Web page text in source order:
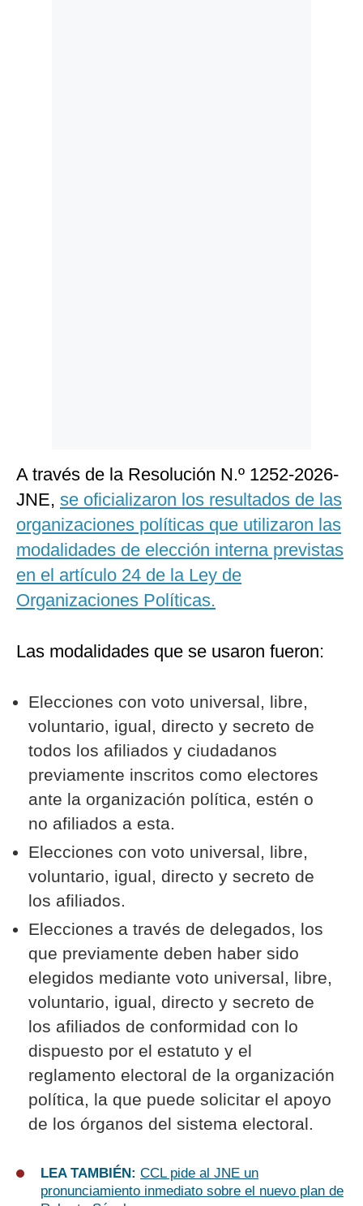
A través de la Resolución N.º 1252-2026-
JNE, se oficializaron los resultados de las
organizaciones políticas que utilizaron las
modalidades de elección interna previstas
en el artículo 24 de la Ley de
Organizaciones Políticas.
Las modalidades que se usaron fueron:
Elecciones con voto universal, libre,
voluntario, igual, directo y secreto de
todos los afiliados y ciudadanos
previamente inscritos como electores
ante la organización política, estén o
no afiliados a esta.
Elecciones con voto universal, libre,
voluntario, igual, directo y secreto de
los afiliados.
Elecciones a través de delegados, los
que previamente deben haber sido
elegidos mediante voto universal, libre,
voluntario, igual, directo y secreto de
los afiliados de conformidad con lo
dispuesto por el estatuto y el
reglamento electoral de la organización
política, la que puede solicitar el apoyo
de los órganos del sistema electoral.
LEA TAMBIÉN: CCL pide al JNE un
pronunciamiento inmediato sobre el nuevo plan de